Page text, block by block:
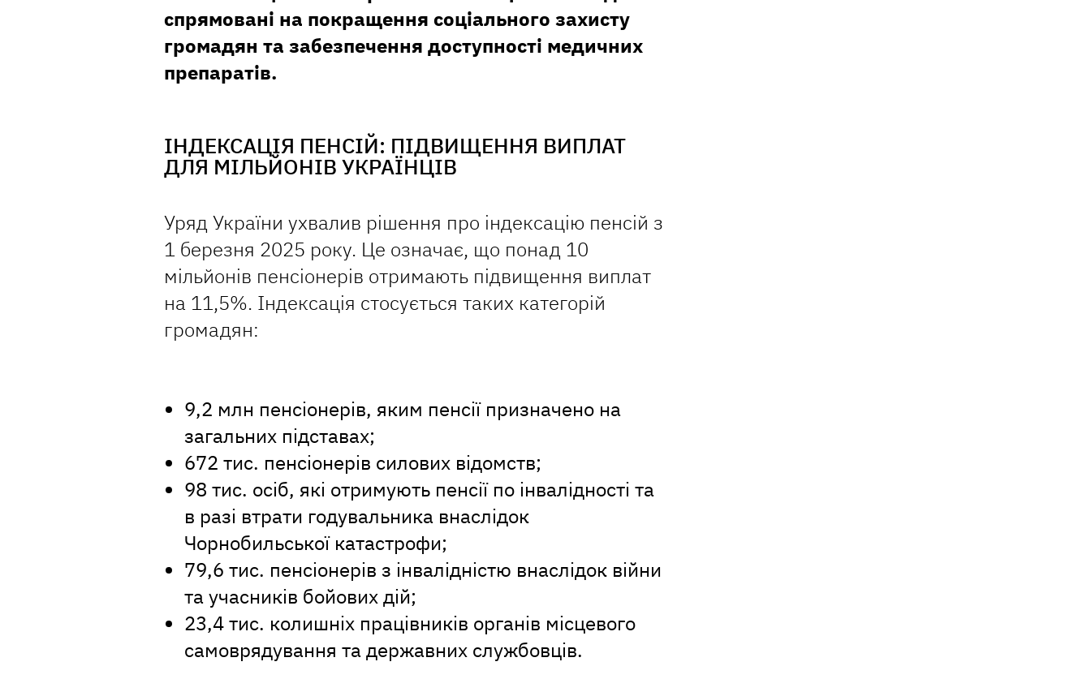
спрямовані на покращення соціального захисту
громадян та забезпечення доступності медичних
препаратів.
ІНДЕКСАЦІЯ ПЕНСІЙ: ПІДВИЩЕННЯ ВИПЛАТ
ДЛЯ МІЛЬЙОНІВ УКРАЇНЦІВ
Уряд України ухвалив рішення про індексацію пенсій з
1 березня 2025 року. Це означає, що понад 10
мільйонів пенсіонерів отримають підвищення виплат
на 11,5%. Індексація стосується таких категорій
громадян:
9,2 млн пенсіонерів, яким пенсії призначено на
загальних підставах;
672 тис. пенсіонерів силових відомств;
98 тис. осіб, які отримують пенсії по інвалідності та
в разі втрати годувальника внаслідок
Чорнобильської катастрофи;
79,6 тис. пенсіонерів з інвалідністю внаслідок війни
та учасників бойових дій;
23,4 тис. колишніх працівників органів місцевого
самоврядування та державних службовців.